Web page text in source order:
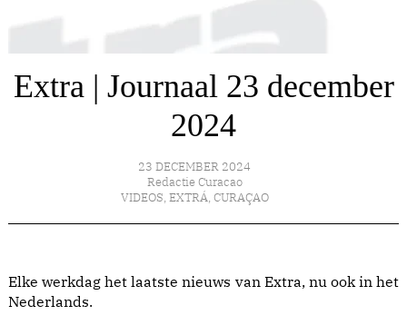
Extra | Journaal 23 december
2024
23 DECEMBER 2024
Redactie Curacao
VIDEOS, EXTRÁ, CURAÇAO
Elke werkdag het laatste nieuws van Extra, nu ook in het
Nederlands.